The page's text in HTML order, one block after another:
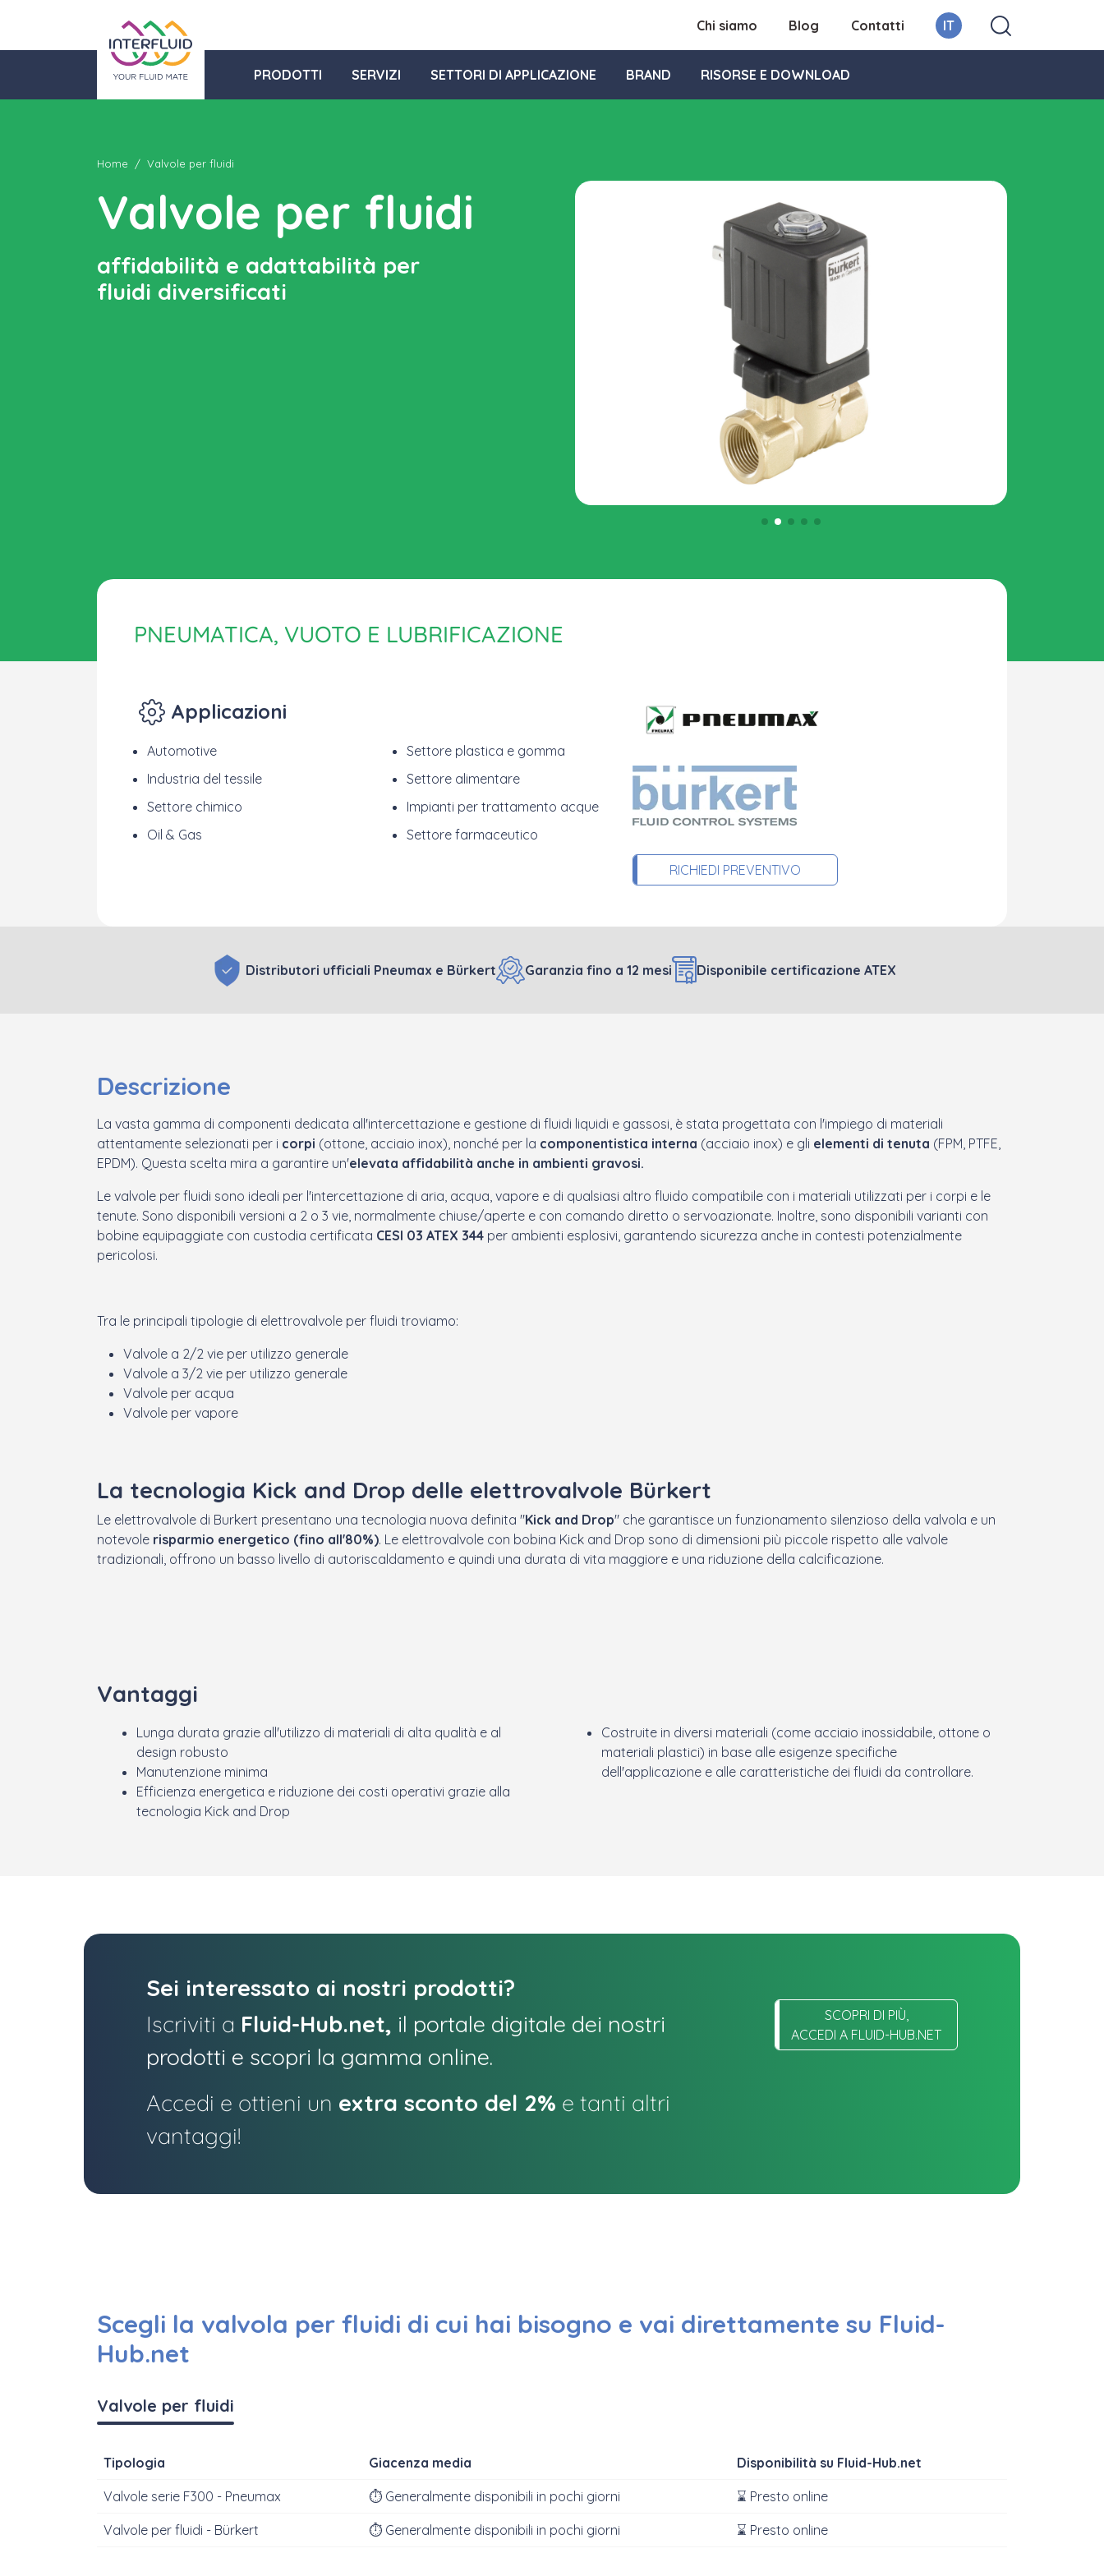
Chi siamo Blog Contatti IT
PRODOTTI SERVIZI SETTORI DI APPLICAZIONE BRAND RISORSE E DOWNLOAD
Home Valvole per fluidi
Valvole per fluidi
affidabilità e adattabilità per
fluidi diversificati
PNEUMATICA, VUOTO E LUBRIFICAZIONE
Applicazioni
Automotive
Industria del tessile
Settore chimico
Oil & Gas
Settore plastica e gomma
Settore alimentare
Impianti per trattamento acque
Settore farmaceutico
RICHIEDI PREVENTIVO
Distributori ufficiali Pneumax e Bürkert Garanzia fino a 12 mesi Disponibile certificazione ATEX
Descrizione
La vasta gamma di componenti dedicata all'intercettazione e gestione di fluidi liquidi e gassosi, è stata progettata con l'impiego di materiali
attentamente selezionati per i corpi (ottone, acciaio inox), nonché per la componentistica interna (acciaio inox) e gli elementi di tenuta (FPM, PTFE,
EPDM). Questa scelta mira a garantire un'elevata affidabilità anche in ambienti gravosi.
Le valvole per fluidi sono ideali per l'intercettazione di aria, acqua, vapore e di qualsiasi altro fluido compatibile con i materiali utilizzati per i corpi e le
tenute. Sono disponibili versioni a 2 o 3 vie, normalmente chiuse/aperte e con comando diretto o servoazionate. Inoltre, sono disponibili varianti con
bobine equipaggiate con custodia certificata CESI 03 ATEX 344 per ambienti esplosivi, garantendo sicurezza anche in contesti potenzialmente
pericolosi.
Tra le principali tipologie di elettrovalvole per fluidi troviamo:
Valvole a 2/2 vie per utilizzo generale
Valvole a 3/2 vie per utilizzo generale
Valvole per acqua
Valvole per vapore
La tecnologia Kick and Drop delle elettrovalvole Bürkert
Le elettrovalvole di Burkert presentano una tecnologia nuova definita "Kick and Drop" che garantisce un funzionamento silenzioso della valvola e un
notevole risparmio energetico (fino all'80%). Le elettrovalvole con bobina Kick and Drop sono di dimensioni più piccole rispetto alle valvole
tradizionali, offrono un basso livello di autoriscaldamento e quindi una durata di vita maggiore e una riduzione della calcificazione.
Vantaggi
Lunga durata grazie all'utilizzo di materiali di alta qualità e al
design robusto
Manutenzione minima
Efficienza energetica e riduzione dei costi operativi grazie alla
tecnologia Kick and Drop
Costruite in diversi materiali (come acciaio inossidabile, ottone o
materiali plastici) in base alle esigenze specifiche
dell'applicazione e alle caratteristiche dei fluidi da controllare.
Sei interessato ai nostri prodotti?
Iscriviti a Fluid-Hub.net, il portale digitale dei nostri
prodotti e scopri la gamma online.
Accedi e ottieni un extra sconto del 2% e tanti altri
vantaggi!
SCOPRI DI PIÙ,
ACCEDI A FLUID-HUB.NET
Scegli la valvola per fluidi di cui hai bisogno e vai direttamente su Fluid-
Hub.net
Valvole per fluidi
Tipologia Giacenza media Disponibilità su Fluid-Hub.net
Valvole serie F300 - Pneumax ⏱‍️ Generalmente disponibili in pochi giorni ⌛ Presto online
Valvole per fluidi - Bürkert ⏱‍️ Generalmente disponibili in pochi giorni ⌛ Presto online